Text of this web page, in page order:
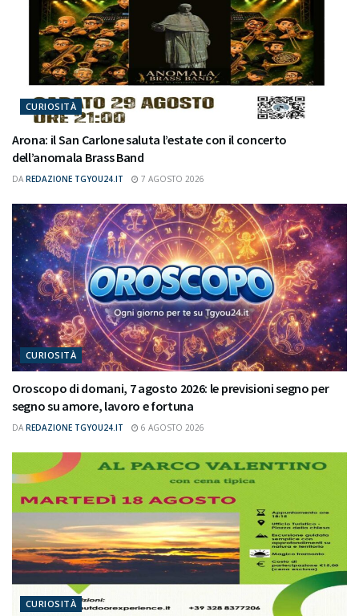
CURIOSITÀ
Arona: il San Carlone saluta l’estate con il concerto
dell’anomala Brass Band
DA REDAZIONE TGYOU24.IT 7 AGOSTO 2026
CURIOSITÀ
Oroscopo di domani, 7 agosto 2026: le previsioni segno per
segno su amore, lavoro e fortuna
DA REDAZIONE TGYOU24.IT 6 AGOSTO 2026
CURIOSITÀ